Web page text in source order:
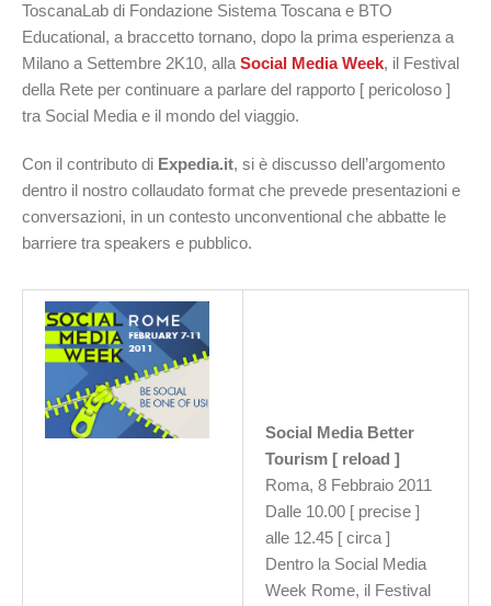
ToscanaLab di Fondazione Sistema Toscana e BTO
Educational, a braccetto tornano, dopo la prima esperienza a
Milano a Settembre 2K10, alla Social Media Week, il Festival
della Rete per continuare a parlare del rapporto [ pericoloso ]
tra Social Media e il mondo del viaggio.
Con il contributo di Expedia.it, si è discusso dell’argomento
dentro il nostro collaudato format che prevede presentazioni e
conversazioni, in un contesto unconventional che abbatte le
barriere tra speakers e pubblico.
Social Media Better
Tourism [ reload ]
Roma, 8 Febbraio 2011
Dalle 10.00 [ precise ]
alle 12.45 [ circa ]
Dentro la Social Media
Week Rome, il Festival